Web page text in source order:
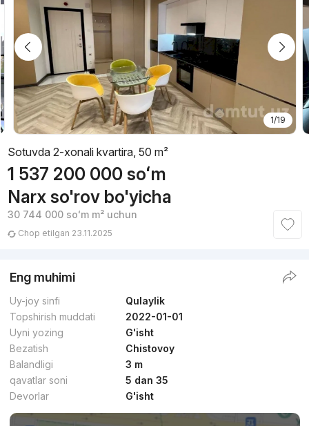
1/19
Sotuvda 2-xonali kvartira, 50 m²
1 537 200 000 soʻm
Narx so'rov bo'yicha
30 744 000 soʻmm² uchun
Chop etilgan 23.11.2025
Eng muhimi
Uy-joy sinfi
Qulaylik
Topshirish muddati
2022-01-01
Uyni yozing
G'isht
Bezatish
Chistovoy
Balandligi
3 m
qavatlar soni
5 dan 35
Devorlar
G'isht